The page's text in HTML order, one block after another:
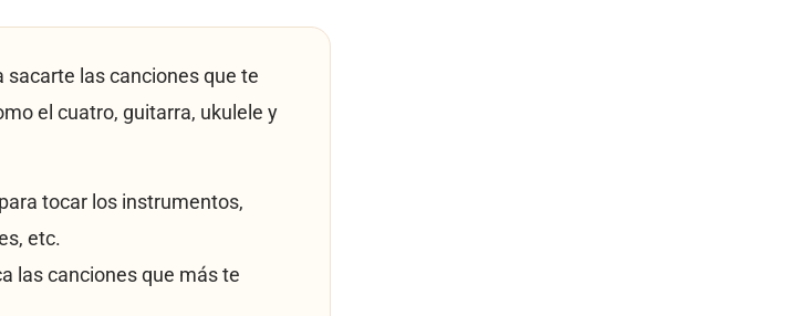
sacarte las canciones que te
el cuatro, guitarra, ukulele y
tocar los instrumentos,
etc.
las canciones que más te